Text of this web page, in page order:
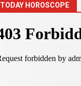
TODAY HOROSCOPE